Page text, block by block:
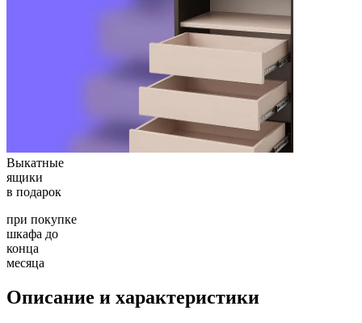
Выкатные
ящики
в подарок
при покупке
шкафа до
конца
месяца
Описание и характеристики